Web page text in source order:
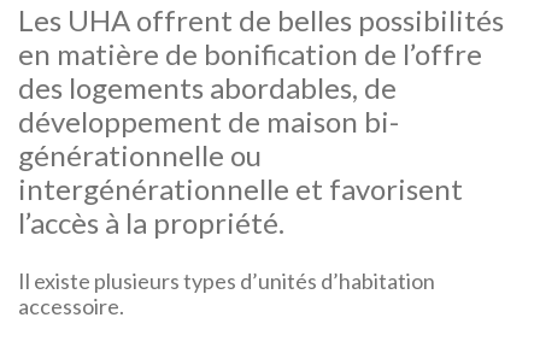
Les UHA offrent de belles possibilités
en matière de bonification de l’offre
des logements abordables, de
développement de maison bi-
générationnelle ou
intergénérationnelle et favorisent
l’accès à la propriété.
Il existe plusieurs types d’unités d’habitation
accessoire.